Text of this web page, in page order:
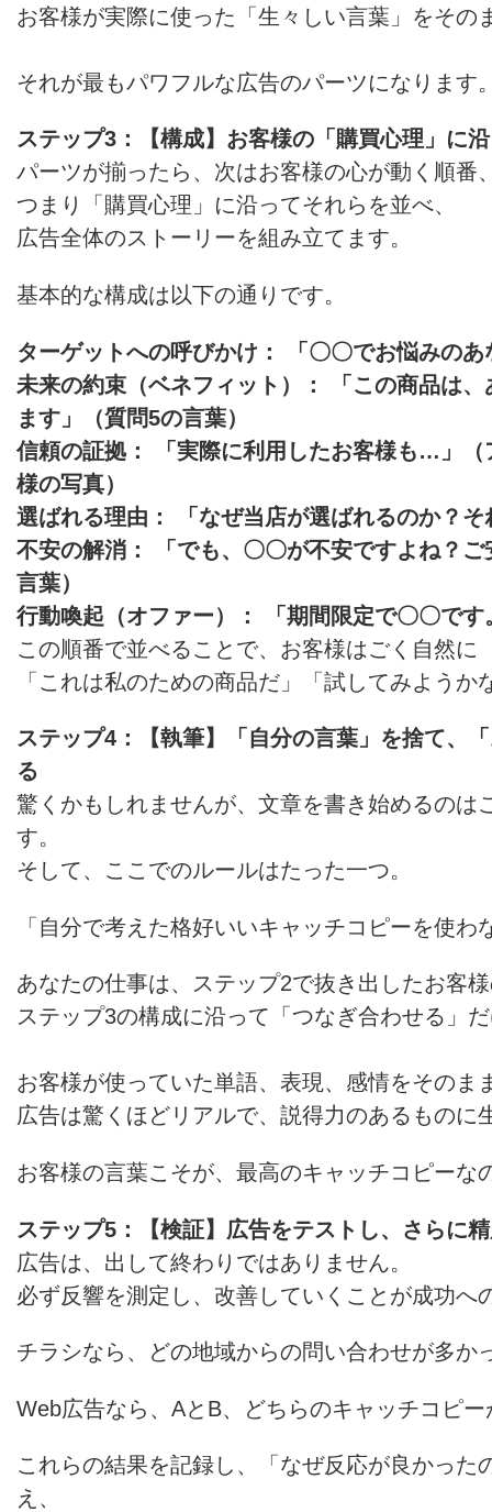
お客様が実際に使った「生々しい言葉」をその
それが最もパワフルな広告のパーツになります
ステップ3：【構成】お客様の「購買心理」に
パーツが揃ったら、次はお客様の心が動く順番
つまり「購買心理」に沿ってそれらを並べ、
広告全体のストーリーを組み立てます。
基本的な構成は以下の通りです。
ターゲットへの呼びかけ： 「〇〇でお悩みの
未来の約束（ベネフィット）： 「この商品は
ます」（質問5の言葉）
信頼の証拠： 「実際に利用したお客様も…」（
様の写真）
選ばれる理由： 「なぜ当店が選ばれるのか？
不安の解消： 「でも、〇〇が不安ですよね？
言葉）
行動喚起（オファー）： 「期間限定で〇〇で
この順番で並べることで、お客様はごく自然に
「これは私のための商品だ」「試してみよう
ステップ4：【執筆】「自分の言葉」を捨て、
る
驚くかもしれませんが、文章を書き始めるのは
す。
そして、ここでのルールはたった一つ。
「自分で考えた格好いいキャッチコピーを使わ
あなたの仕事は、ステップ2で抜き出したお客
ステップ3の構成に沿って「つなぎ合わせる」
お客様が使っていた単語、表現、感情をそのま
広告は驚くほどリアルで、説得力のあるものに
お客様の言葉こそが、最高のキャッチコピーな
ステップ5：【検証】広告をテストし、さらに
広告は、出して終わりではありません。
必ず反響を測定し、改善していくことが成功へ
チラシなら、どの地域からの問い合わせが多か
Web広告なら、AとB、どちらのキャッチコピ
これらの結果を記録し、「なぜ反応が良かった
え、